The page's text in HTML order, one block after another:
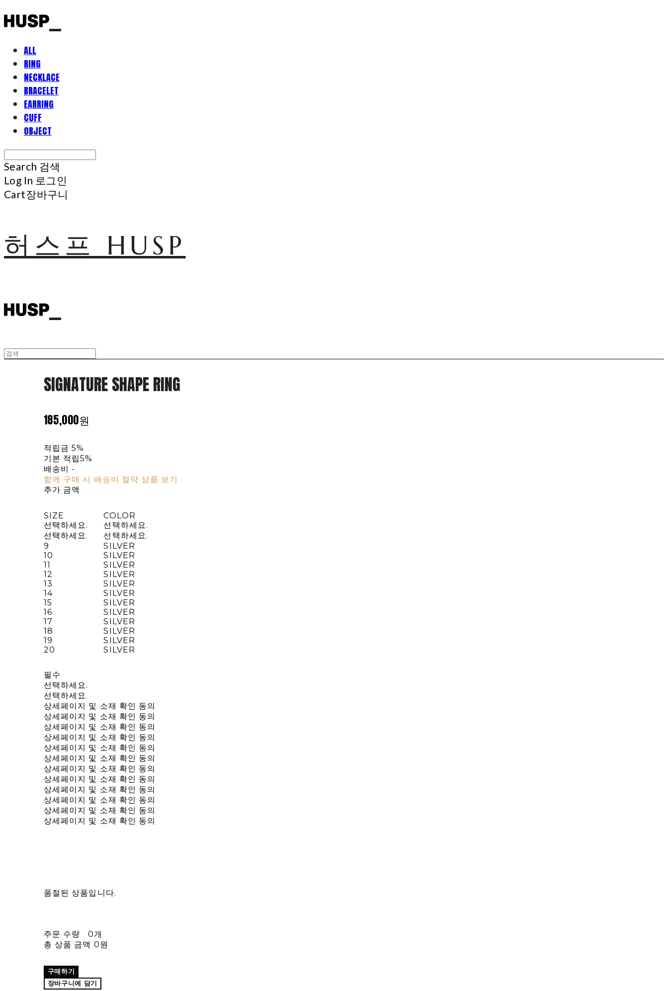
ALL
RING
NECKLACE
BRACELET
EARRING
CUFF
OBJECT
Search 검색
Log In 로그인
Cart장바구니
허스프 HUSP
SIGNATURE SHAPE RING
185,000원
적립금 5%
기본 적립5%
배송비 -
함께 구매 시 배송비 절약 상품 보기
추가 금액
SIZE
선택하세요.
선택하세요.
9
10
11
12
13
14
15
16
17
18
19
20
COLOR
선택하세요.
선택하세요.
SILVER
SILVER
SILVER
SILVER
SILVER
SILVER
SILVER
SILVER
SILVER
SILVER
SILVER
SILVER
필수
선택하세요.
선택하세요.
상세페이지 및 소재 확인 동의
상세페이지 및 소재 확인 동의
상세페이지 및 소재 확인 동의
상세페이지 및 소재 확인 동의
상세페이지 및 소재 확인 동의
상세페이지 및 소재 확인 동의
상세페이지 및 소재 확인 동의
상세페이지 및 소재 확인 동의
상세페이지 및 소재 확인 동의
상세페이지 및 소재 확인 동의
상세페이지 및 소재 확인 동의
상세페이지 및 소재 확인 동의
품절된 상품입니다.
주문 수량
0개
총 상품 금액 0원
구매하기
장바구니에 담기